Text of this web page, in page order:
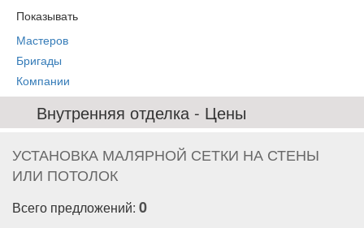
Показывать
Мастеров
Бригады
Компании
Внутренняя отделка - Цены
УСТАНОВКА МАЛЯРНОЙ СЕТКИ НА СТЕНЫ
ИЛИ ПОТОЛОК
Всего предложений: 0